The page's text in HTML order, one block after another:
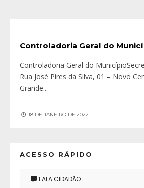
Controladoria Geral do
Controladoria Geral do
Rua José Pires da Silva, 01 – Novo
Grande...
18 DE JANEIRO DE 2022
ACESSO RÁPIDO
FALA CIDADÃO